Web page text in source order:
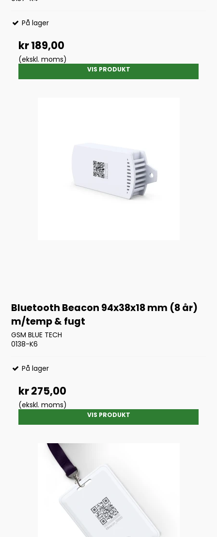
På lager
kr 189,00
(ekskl. moms)
VIS PRODUKT
Bluetooth Beacon 94x38x18 mm (8 år)
m/temp & fugt
GSM BLUE TECH
0138-K6
På lager
kr 275,00
(ekskl. moms)
VIS PRODUKT